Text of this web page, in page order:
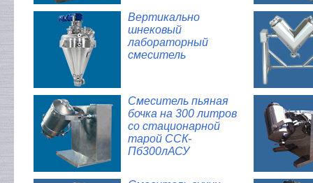
Вертикально
шнековый
лабораторный
смеситель
Смеситель пьяная
бочка на 300 литров
со стационарной
тарой ССК-
Пб300лАСУ